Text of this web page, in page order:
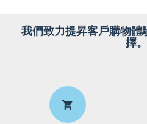
我們致力提昇客戶購物
擇。